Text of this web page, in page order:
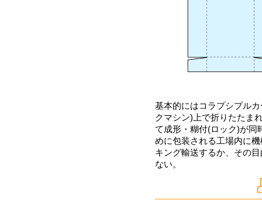
基本的にはコラプシプル
クマシン)上で折りたたま
て成形・糊付(ロック)が同
めに包装される工場内に
キング輸送するか、その
ない。